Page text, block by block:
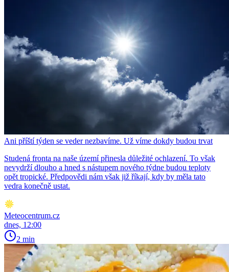
Ani příští týden se veder nezbavíme. Už víme dokdy budou trvat
Studená fronta na naše území přinesla důležité ochlazení. To však
nevydrží dlouho a hned s nástupem nového týdne budou teploty
opět tropické. Předpovědi nám však již říkají, kdy by měla tato
vedra konečně ustat.
Meteocentrum.cz
dnes, 12:00
2 min